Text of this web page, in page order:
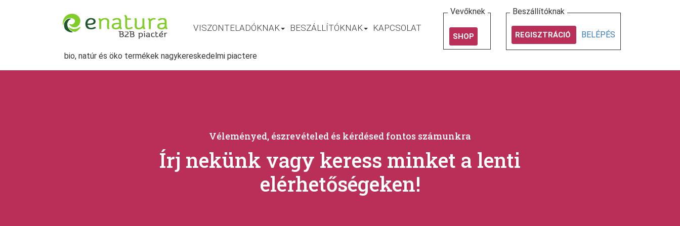
VISZONTELADÓKNAK BESZÁLLÍTÓKNAK KAPCSOLAT
Beszállítóknak
REGISZTRÁCIÓ BELÉPÉS
Vevőknek
SHOP
bio, natúr és öko termékek nagykereskedelmi piactere
Véleményed, észrevételed és kérdésed fontos számunkra
Írj nekünk vagy keress minket a lenti
elérhetőségeken!